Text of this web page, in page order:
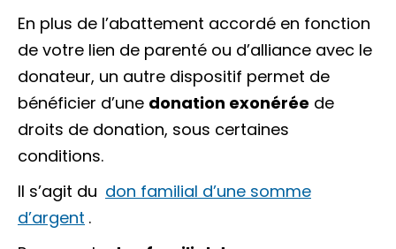
En plus de l’abattement accordé en fonction
de votre lien de parenté ou d’alliance avec le
donateur, un autre dispositif permet de
bénéficier d’une donation exonérée de
droits de donation, sous certaines
conditions.
Il s’agit du don familial d’une somme
d’argent .